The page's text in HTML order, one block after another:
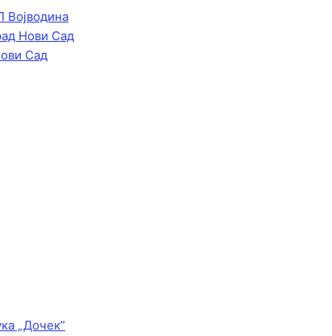
Војводинa
Нови Сад
Сад
„Дочек”